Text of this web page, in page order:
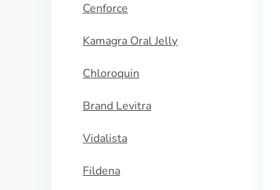
Cenforce
Kamagra Oral Jelly
Chloroquin
Brand Levitra
Vidalista
Fildena